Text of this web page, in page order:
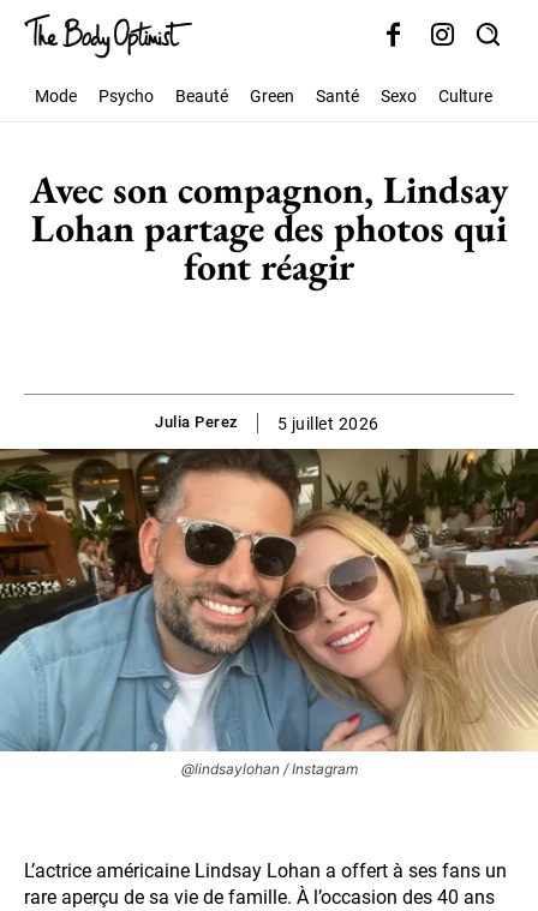
Mode Psycho Beauté Green Santé Sexo Culture
Avec son compagnon, Lindsay
Lohan partage des photos qui
font réagir
Julia Perez 5 juillet 2026
@lindsaylohan / Instagram
L’actrice américaine Lindsay Lohan a offert à ses fans un
rare aperçu de sa vie de famille. À l’occasion des 40 ans